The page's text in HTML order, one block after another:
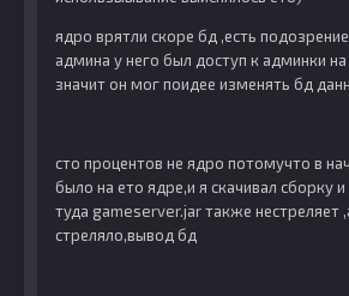
ядро врятли скоре бд ,есть
админа у него был доступ к админки на
значит он мог поидее изменять бд
сто процентов не ядро потомучто в
было на ето ядре,и я скачивал сборку
туда gameserver.jar также нестреляет
стреляло,вывод бд